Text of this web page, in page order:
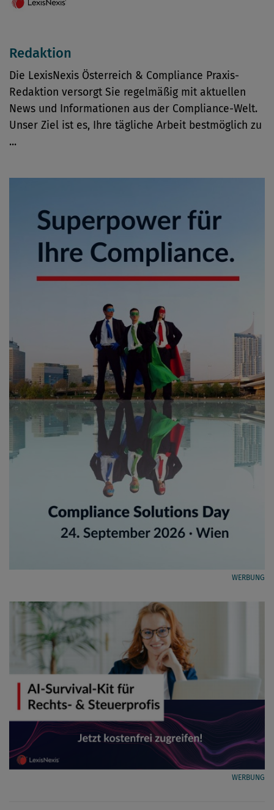
Redaktion
Die LexisNexis Österreich & Compliance Praxis-
Redaktion versorgt Sie regelmäßig mit aktuellen
News und Informationen aus der Compliance-Welt.
Unser Ziel ist es, Ihre tägliche Arbeit bestmöglich zu
...
WERBUNG
WERBUNG